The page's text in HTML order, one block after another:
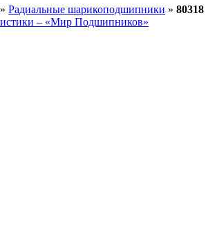
»Радиальные шарикоподшипники »80318